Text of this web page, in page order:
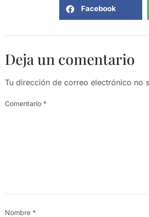
Facebook
Deja un comentario
Tu dirección de correo electrónico no
Comentario *
Nombre *